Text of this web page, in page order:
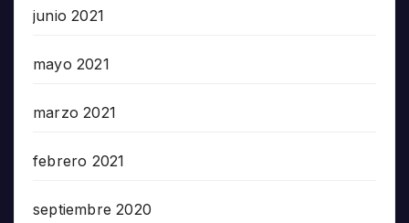
junio 2021
mayo 2021
marzo 2021
febrero 2021
septiembre 2020